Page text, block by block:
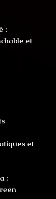
:
et
et
: